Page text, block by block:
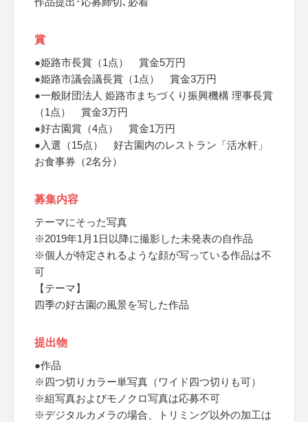
賞
●姫路市長賞（1点） 賞金5万円
●姫路市議会議長賞（1点） 賞金3万円
●一般財団法人 姫路市まちづくり振興機構 理事長賞
（1点） 賞金3万円
●好古園賞（4点） 賞金1万円
●入選（15点） 好古園内のレストラン「活水軒」
お食事券（2名分）
募集内容
テーマにそった写真
※2019年1月1日以降に撮影した未発表の自作品
※個人が特定されるような顔が写っている作品は不
可
【テーマ】
四季の好古園の風景を写した作品
提出物
●作品
※四つ切りカラー単写真（ワイド四つ切りも可）
※組写真およびモノクロ写真は応募不可
※デジタルカメラの場合、トリミング以外の加工は